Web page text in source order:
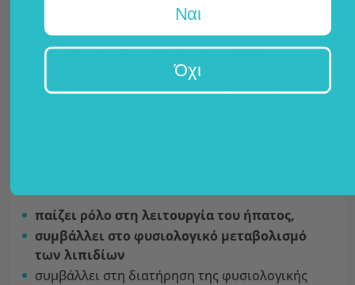
Η χολίνηαποτελεί αναπόσπαστο μέρος των
κυττάρων του σώματος. Θεωρείται
συμπλέγματος Β (βιταμίνη Β4), πράγμα που
παίζει ρόλο στη λειτουργία του ήπατος,
συμβάλλει στο φυσιολογικό μεταβολισμό
των λιπιδίων
συμβάλλει στη διατήρηση της φυσιολογικής
Ναι
Όχι